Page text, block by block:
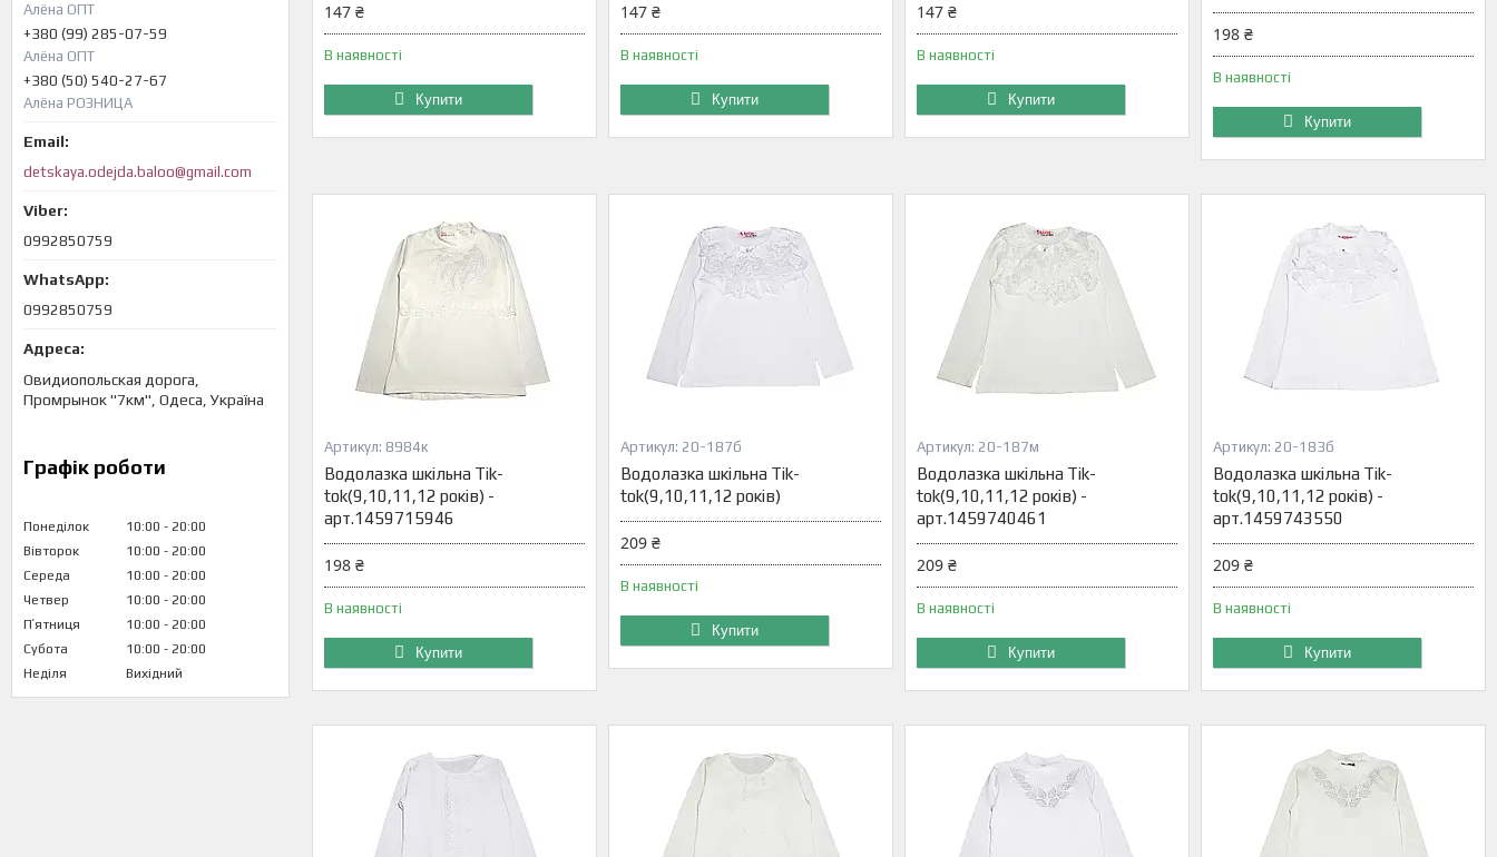
Алёна ОПТ
+380 (99) 285-07-59
Алёна ОПТ
+380 (50) 540-27-67
Алёна РОЗНИЦА
detskaya.odejda.baloo@gmail.com
0992850759
0992850759
Овидиопольская дорога,
Промрынок "7км", Одеса, Україна
Графік роботи
Понеділок 10:00
20:00
Вівторок
10:00
20:00
Середа
10:00
20:00
Четвер
10:00
20:00
Пʼятниця
10:00
20:00
Субота
10:00
20:00
Неділя
Вихідний
147 ₴
В наявності
Купити
147 ₴
В наявності
Купити
147 ₴
В наявності
Купити
198 ₴
В наявності
Купити
8984к
Водолазка шкільна Tik-
tok(9,10,11,12 років) -
арт.1459715946
198 ₴
В наявності
Купити
20-187б
Водолазка шкільна Tik-
tok(9,10,11,12 років)
209 ₴
В наявності
Купити
20-187м
Водолазка шкільна Tik-
tok(9,10,11,12 років) -
арт.1459740461
209 ₴
В наявності
Купити
20-183б
Водолазка шкільна Tik-
tok(9,10,11,12 років) -
арт.1459743550
209 ₴
В наявності
Купити